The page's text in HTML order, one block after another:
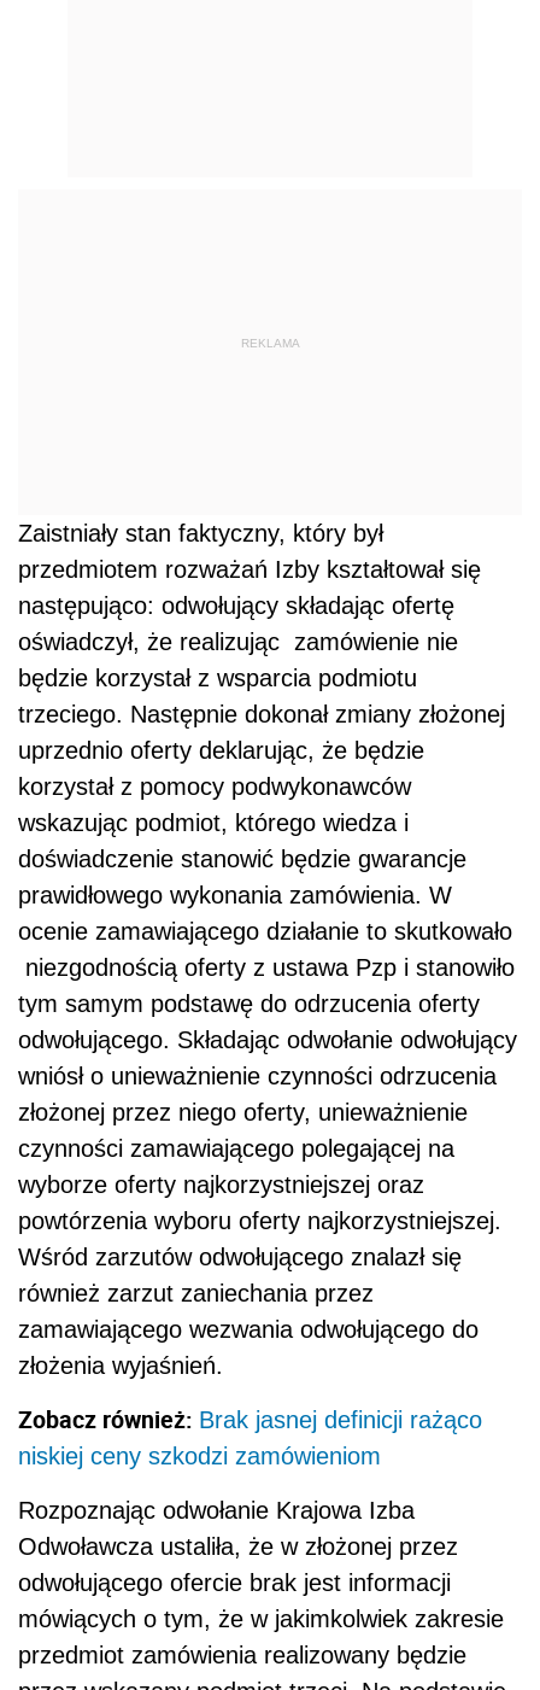
REKLAMA
Zaistniały stan faktyczny, który był
przedmiotem rozważań Izby kształtował się
następująco: odwołujący składając ofertę
oświadczył, że realizując zamówienie nie
będzie korzystał z wsparcia podmiotu
trzeciego. Następnie dokonał zmiany złożonej
uprzednio oferty deklarując, że będzie
korzystał z pomocy podwykonawców
wskazując podmiot, którego wiedza i
doświadczenie stanowić będzie gwarancje
prawidłowego wykonania zamówienia. W
ocenie zamawiającego działanie to skutkowało
niezgodnością oferty z ustawa Pzp i stanowiło
tym samym podstawę do odrzucenia oferty
odwołującego. Składając odwołanie odwołujący
wniósł o unieważnienie czynności odrzucenia
złożonej przez niego oferty, unieważnienie
czynności zamawiającego polegającej na
wyborze oferty najkorzystniejszej oraz
powtórzenia wyboru oferty najkorzystniejszej.
Wśród zarzutów odwołującego znalazł się
również zarzut zaniechania przez
zamawiającego wezwania odwołującego do
złożenia wyjaśnień.
Zobacz również: Brak jasnej definicji rażąco
niskiej ceny szkodzi zamówieniom
Rozpoznając odwołanie Krajowa Izba
Odwoławcza ustaliła, że w złożonej przez
odwołującego ofercie brak jest informacji
mówiących o tym, że w jakimkolwiek zakresie
przedmiot zamówienia realizowany będzie